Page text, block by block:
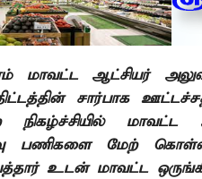
மாவட்ட ஆட்சியர்
சார்பாக
நிகழ்ச்சியில்
பணிகளை மேற்
உடன் மாவட்ட